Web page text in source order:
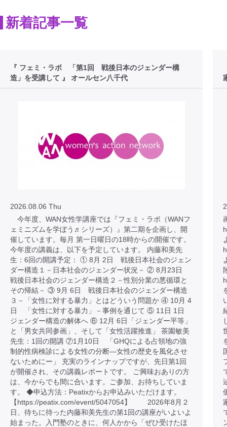
新着記事一覧
『 フェミ・ラボ 「第1回 戦後日本のジェンダー構
造」を受講して 』 オールセン八千代
2026.08.06 Thu
今年度、WAN女性学講座では『フェミ・ラボ（WANフ
ェミニズムを学ぼう♬シリーズ）』第二期を企画し、開
催しています。毎月 第一日曜日の18時からの開催です。
今年度の講義は、以下を予定しています。 内藤和美先
生：6回の開講予定： ① 8月 2日 戦後日本社会のジェン
ダー構造１－日本社会のジェンダー状況－ ② 8月23日
戦後日本社会のジェンダー構造２－性別分業の悪循環と
その帰結－ ③ 9月 6日 戦後日本社会のジェンダー構造
３－「女性に対する暴力」とはどういう問題か ④ 10月 4
日 「女性に対する暴力」－事例を通じて ⑤ 11日 1日
ジェンダー構造の解体へ ⑥ 12月 6日「ジェンダー平等」
と「男女共同参画」、そして「女性活躍推進」 茶園敏美
先生：1回の開講 ⑦1月10日 「GHQによる占領地の強
制的性病検診による女性の分断―女性の歴史を風化させ
ないためにー」 充実のラインナップですが、先日第1回
が開催され、その講義レポートです。 ご興味おありの方
は、今からでも間に合います。ご参加、お待ちしていま
す。 ◆申込方法：Peatixからお申込みいただけます。
【https://peatix.com/event/5047054】 2026年8月２
日、待ちに待った内藤和美先生の第1回の講座がいよいよ
始まった。入門塾のときに、何人かから「ぜひ受けたほ